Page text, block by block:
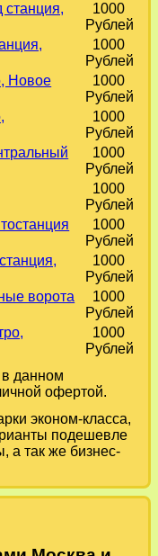
станция,
1000
Рублей
1000
Рублей
Новое
1000
Рублей
1000
Рублей
1000
Рублей
1000
Рублей
1000
Рублей
1000
Рублей
ворота
1000
Рублей
1000
Рублей
данном
офертой.
эконом-класса,
подешевле
а так же бизнес-